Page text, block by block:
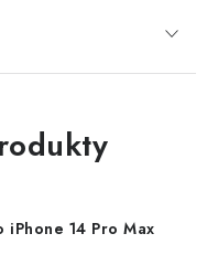
14 Pro Max